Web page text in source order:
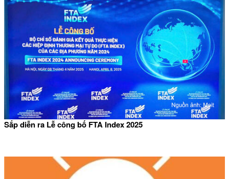
Sắp diễn ra Lễ công bố FTA Index 2025